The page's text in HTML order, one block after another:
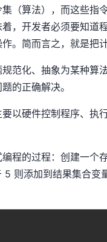
（算法），而这些指
，开发者必须要知道
。简而言之，就是把
范化、抽象为某种算
的正确解决。
以硬件控制程序、
程的过程：创建一个
则添加到结果集合变